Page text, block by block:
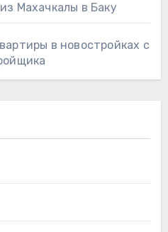
Махачкалы в Баку
в новостройках с